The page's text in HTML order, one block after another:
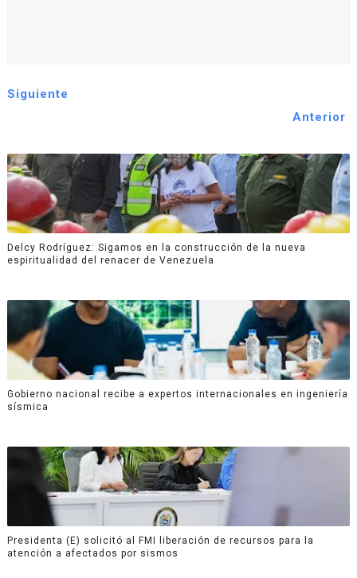
Siguiente
Anterior
Delcy Rodríguez: Sigamos en la construcción de la nueva
espiritualidad del renacer de Venezuela
Gobierno nacional recibe a expertos internacionales en ingeniería
sísmica
Presidenta (E) solicitó al FMI liberación de recursos para la
atención a afectados por sismos